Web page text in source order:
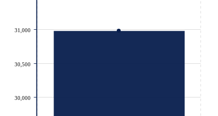
30,000
30,500
31,000